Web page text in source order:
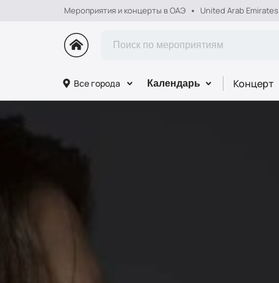
Мероприятия и концерты в ОАЭ United Arab Emirates
Все города Календарь Концерт